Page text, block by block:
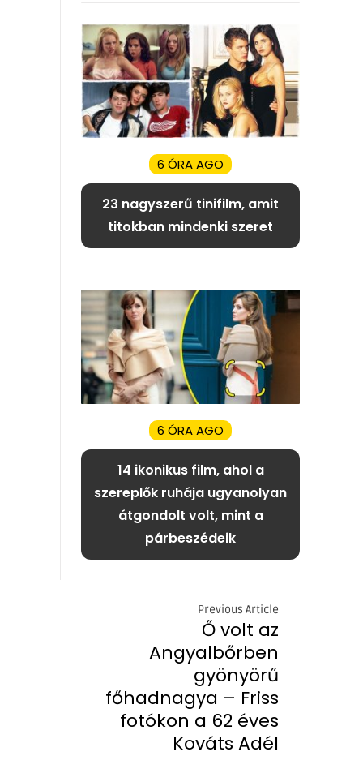
6 ÓRA AGO
23 nagyszerű tinifilm, amit
titokban mindenki szeret
6 ÓRA AGO
14 ikonikus film, ahol a
szereplők ruhája ugyanolyan
átgondolt volt, mint a
párbeszédeik
Previous Article
Ő volt az
Angyalbőrben
gyönyörű
főhadnagya – Friss
fotókon a 62 éves
Kováts Adél